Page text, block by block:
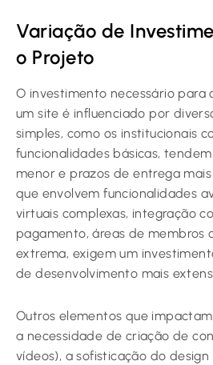
Variação de
o Projeto
O investimento necessário para
um site é influenciado por
simples, como os institucionais
funcionalidades básicas,
menor e prazos de entrega
que envolvem funcionalidades
virtuais complexas, integração
pagamento, áreas de membros
extrema, exigem um
de desenvolvimento mais
Outros elementos que
a necessidade de criação de
vídeos), a sofisticação do